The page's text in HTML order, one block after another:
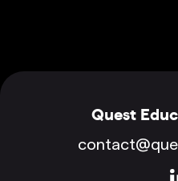
Quest